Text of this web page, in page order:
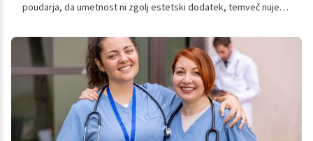
poudarja, da umetnost ni zgolj estetski dodatek, temveč nujen
sistemu. Vabljeni k branju intervjuja.